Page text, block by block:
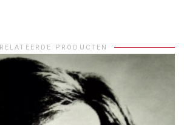
PRODUCTEN